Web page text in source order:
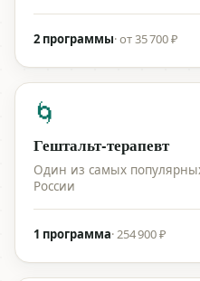
2 программы·от 35 700 ₽
🌀
Гештальт-терапевт
Один из самых
России
1 программа· 254 900 ₽